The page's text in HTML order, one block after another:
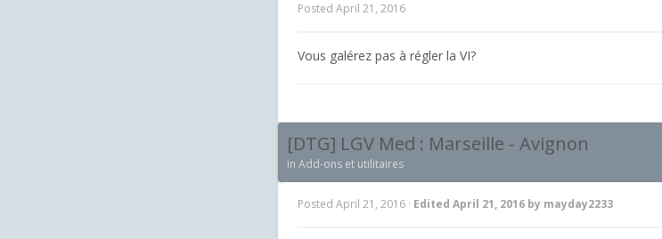
Posted April 21, 2016
Vous galérez pas à régler la VI?
[DTG] LGV Med : Marseille - Avignon
in Add-ons et utilitaires
Posted April 21, 2016 · Edited April 21, 2016 by mayday2233